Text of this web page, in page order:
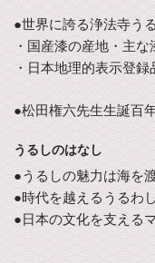
●世界に誇る浄法寺う
・国産漆の産地・主
・日本地理的表示登録
●松田権六先生生誕百
うるしのはなし
●うるしの魅力は海を
●時代を越えるうるわ
●日本の文化を支える